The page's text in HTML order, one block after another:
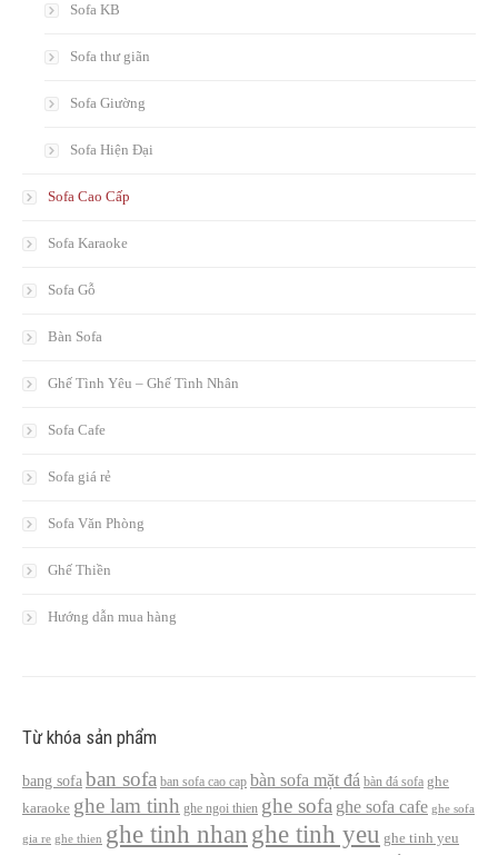
Sofa KB
Sofa thư giãn
Sofa Giường
Sofa Hiện Đại
Sofa Cao Cấp
Sofa Karaoke
Sofa Gỗ
Bàn Sofa
Ghế Tình Yêu – Ghế Tình Nhân
Sofa Cafe
Sofa giá rẻ
Sofa Văn Phòng
Ghế Thiền
Hướng dẫn mua hàng
Từ khóa sản phẩm
bang sofaban sofa ban sofa cao cap bàn sofa mặt đá bàn đá sofa ghe
karaoke ghe lam tinh ghe ngoi thien ghe sofa ghe sofa cafe ghe sofa
gia re ghe thien ghe tinh nhanghe tinh yeu ghe tinh yeu